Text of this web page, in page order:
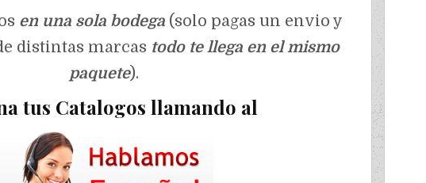
en una sola bodega (solo pagas un envio y
distintas marcas todo te llega en el mismo
paquete).
tus Catalogos llamando al